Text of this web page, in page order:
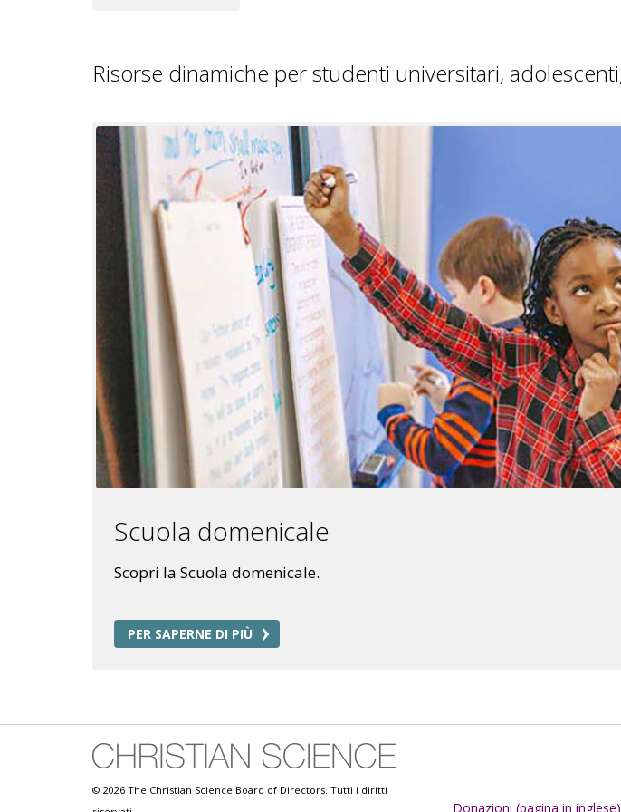
Risorse dinamiche per studenti universitari,
Scuola domenicale
Scopri la Scuola domenicale.
PER SAPERNE DI PIÙ
Donazioni (pagina in inglese)
© 2026 The Christian Science Board of Directors. Tutti i diritti